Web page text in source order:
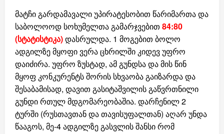
მატჩი გარდამავალი უპირატესობით წარიმართა და
საბოლოოდ სოხუმელთა გამარჯვებით 84:80
(სტატისტიკა)დასრულდა. 1 მოგებით ბოლო
ადგილზე მყოფი ვერა ცხრილში კიდევ უფრო
დაიძირა. უფრო ზუსტად, ამ გუნდსა და მის წინ
მყოფ კონკურენტს შორის სხვაობა გაიზარდა და
შესაბამისად, დავით გასიტაშვილის გაწვრთნილი
გუნდი რთულ მდგომარეობაშია. დარჩენილ 2
ტურში (რუსთავთან და თავისუფალთან) აღარ უნდა
წააგოს, მე-4 ადგილზე გასვლის შანსი რომ